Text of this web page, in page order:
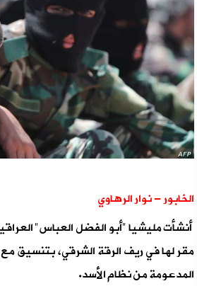
الخابور - نوار الرهاوي
أنشأت مليشيا "أبو الفضل العباس"
مقر لها في ريف الرقة الشرقي، بتنسيق
المدعومة من نظام الأسد.